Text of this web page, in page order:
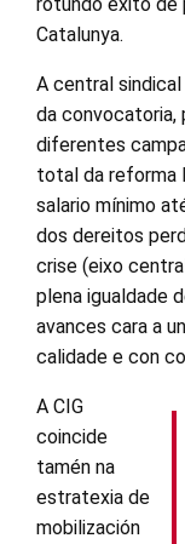
Catalunya.
A central
da convocatoria,
diferentes
total da reforma
salario mínimo
dos dereitos
crise (eixo
plena igualdade
avances cara a
calidade e con
A CIG
coincide
tamén na
estratexia de
mobilización